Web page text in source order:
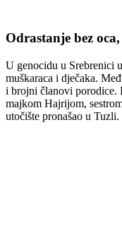
Odrastanje bez
U genocidu u Srebrenici
muškaraca i dječaka.
i brojni članovi porodice.
majkom Hajrijom,
utočište pronašao u Tuzli.